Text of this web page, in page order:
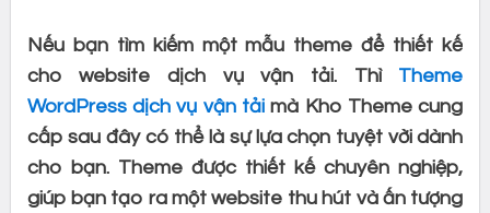
Nếu bạn tìm kiếm một mẫu theme để thiết kế
cho website dịch vụ vận tải. Thì Theme
WordPress dịch vụ vận tải mà Kho Theme cung
cấp sau đây có thể là sự lựa chọn tuyệt vời dành
cho bạn. Theme được thiết kế chuyên nghiệp,
giúp bạn tạo ra một website thu hút và ấn tượng